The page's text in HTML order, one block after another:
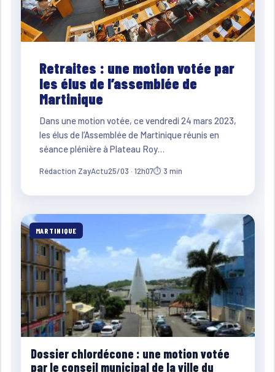
Retraites : une motion votée par
les élus de l’assemblée de
Martinique
Dans une motion votée, ce vendredi 24 mars 2023,
les élus de l’Assemblée de Martinique réunis en
séance plénière à Plateau Roy…
Rédaction ZayActu25/03 · 12h07⏱ 3 min
MARTINIQUE
Dossier chlordécone : une motion votée
par le conseil municipal de la ville du